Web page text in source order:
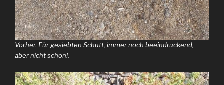
Vorher. Für gesiebten Schutt, immer noch beeindruckend,
aber nicht schön!.